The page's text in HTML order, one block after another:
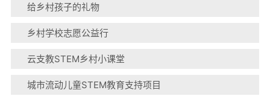
给乡村孩子的礼物
乡村学校志愿公益行
云支教STEM乡村小课堂
城市流动儿童STEM教育支持项目